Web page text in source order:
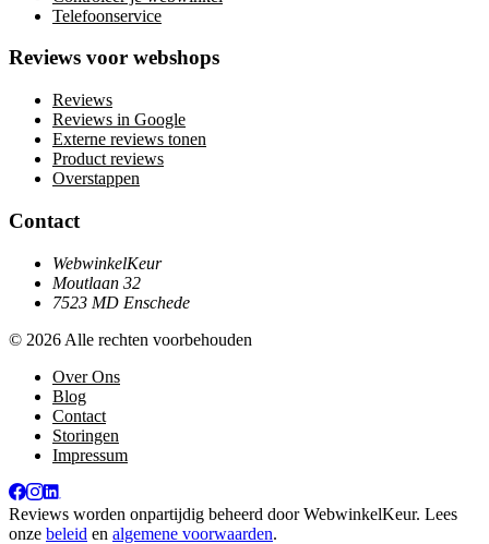
Telefoonservice
Reviews voor webshops
Reviews
Reviews in Google
Externe reviews tonen
Product reviews
Overstappen
Contact
WebwinkelKeur
Moutlaan 32
7523 MD Enschede
© 2026 Alle rechten voorbehouden
Over Ons
Blog
Contact
Storingen
Impressum
Reviews worden onpartijdig beheerd doorWebwinkelKeur. Lees
onze beleid en algemene voorwaarden.